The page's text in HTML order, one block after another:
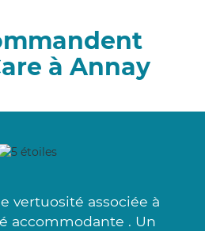
à Annay
vertuosité associée à
accommodante . Un